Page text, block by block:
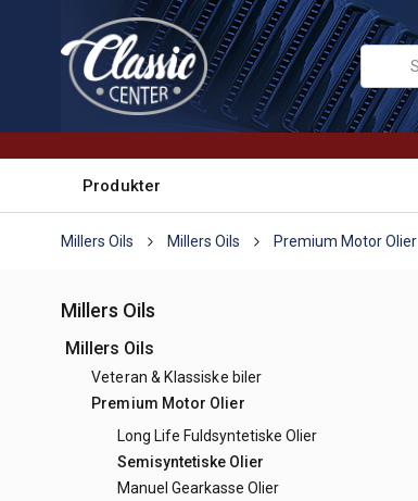
Produkter
Millers Oils Millers Oils Premium Motor Olier
Millers Oils
Millers Oils
Veteran & Klassiske biler
Premium Motor Olier
Long Life Fuldsyntetiske Olier
Semisyntetiske Olier
Manuel Gearkasse Olier